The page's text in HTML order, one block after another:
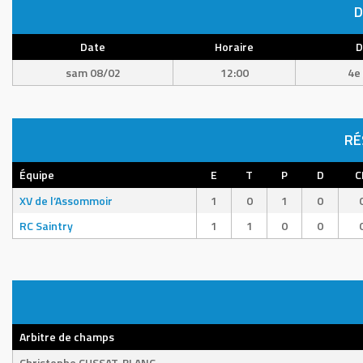
Date Horaire
sam 08/02
12:00
Équipe E T P D
XV de l’Assommoir
1 0 1 0
RC Saintry
1 1 0 0
Arbitre de champs